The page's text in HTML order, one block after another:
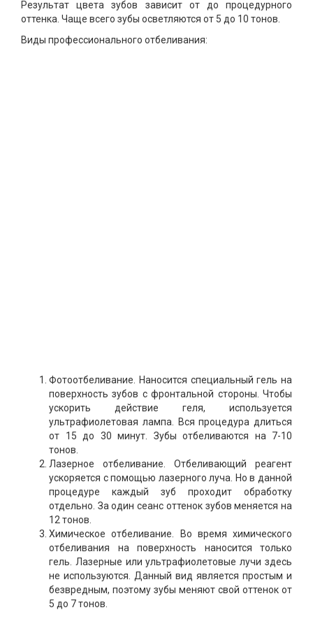
Результат цвета зубов зависит от до процедурного
оттенка. Чаще всего зубы осветляются от 5 до 10 тонов.
Виды профессионального отбеливания:
Фотоотбеливание. Наносится специальный гель на
поверхность зубов с фронтальной стороны. Чтобы
ускорить действие геля, используется
ультрафиолетовая лампа. Вся процедура длиться
от 15 до 30 минут. Зубы отбеливаются на 7-10
тонов.
Лазерное отбеливание. Отбеливающий реагент
ускоряется с помощью лазерного луча. Но в данной
процедуре каждый зуб проходит обработку
отдельно. За один сеанс оттенок зубов меняется на
12 тонов.
Химическое отбеливание. Во время химического
отбеливания на поверхность наносится только
гель. Лазерные или ультрафиолетовые лучи здесь
не используются. Данный вид является простым и
безвредным, поэтому зубы меняют свой оттенок от
5 до 7 тонов.